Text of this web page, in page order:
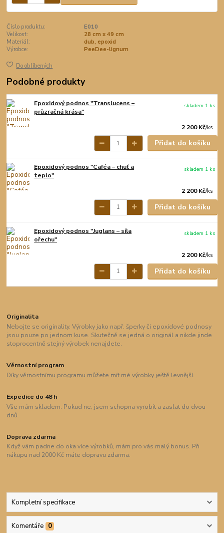
Číslo produktu:
E010
Velikost:
28 cm x 49 cm
Materiál:
dub, epoxid
Výrobce:
PeeDee-lignum
Do oblíbených
Podobné produkty
Epoxidový podnos "Translucens –
průzračná krása"
2 200 Kč/ks
skladem 1 ks
Přidat do košíku
Epoxidový podnos "Caféa – chuť a
teplo"
2 200 Kč/ks
skladem 1 ks
Přidat do košíku
Epoxidový podnos "Juglans – síla
ořechu"
2 200 Kč/ks
skladem 1 ks
Přidat do košíku
Originalita
Nebojte se originality. Výrobky jako např. šperky či epoxidové podnosy
jsou pouze po jednom kuse. Skutečně se jedná o originál a nikde jinde
stoprocentně stejný výrobek nenajdete.
Věrnostní program
Díky věrnostnímu programu můžete mít mé výrobky ještě levnější.
Expedice do 48 h
Vše mám skladem. Pokud ne, jsem schopna vyrobit a zaslat do dvou
dnů.
Doprava zdarma
Když vám padne do oka více výrobků, mám pro vás malý bonus. Při
nákupu nad 2000 Kč máte dopravu zdarma.
Kompletní specifikace
Komentáře 0